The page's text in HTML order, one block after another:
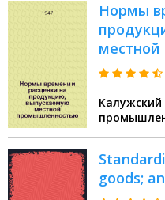
Нормы
обл.
1945 г.
goods;